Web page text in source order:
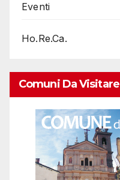
Eventi
Ho.Re.Ca.
Comuni Da Visitare